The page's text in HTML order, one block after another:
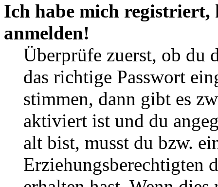
Ich habe mich
anmelden!
Überprüfe zuerst, ob du
das richtige Passwort
stimmen, dann gibt es
aktiviert ist und du
alt bist, musst du bzw.
Erziehungsberechtigten